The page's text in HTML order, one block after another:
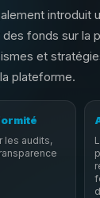
introduit
fonds sur la
et
plateforme.
les audits,